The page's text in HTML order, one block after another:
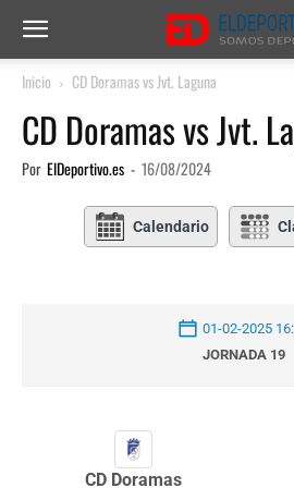
Inicio CD Doramas vs Jvt. Laguna
CD Doramas vs Jvt.
Por ElDeportivo.es - 16/08/2024
Calendario
01-02-2025
JORNADA 19
CD Doramas